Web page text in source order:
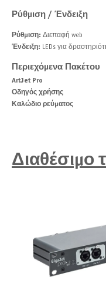
Ρύθμιση / Ένδειξη
Ρύθμιση: Διεπαφή web
Ένδειξη: LEDs για
Περιεχόμενα Πακέτου
ArtJet Pro
Οδηγός χρήσης
Καλώδιο ρεύματος
Διαθέσιμο